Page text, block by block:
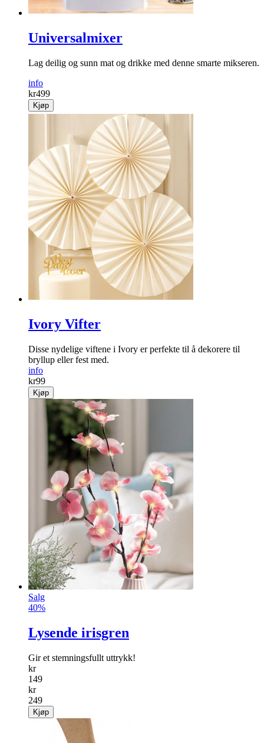
Universalmixer
Lag deilig og sunn mat og drikke med denne smarte mikseren.
info
kr499
Kjøp
Ivory Vifter
Disse nydelige viftene i Ivory er perfekte til å dekorere til
bryllup eller fest med.
info
kr99
Kjøp
Salg
40%
Lysende irisgren
Gir et stemningsfullt uttrykk!
kr
149
kr
249
Kjøp